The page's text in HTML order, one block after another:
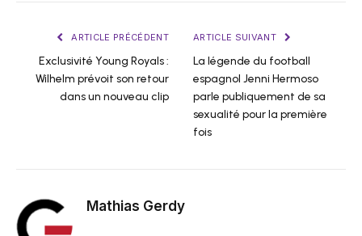
ARTICLE PRÉCÉDENT
Exclusivité Young Royals :
Wilhelm prévoit son retour
dans un nouveau clip
ARTICLE SUIVANT
La légende du football
espagnol Jenni Hermoso
parle publiquement de sa
sexualité pour la première
fois
Mathias Gerdy